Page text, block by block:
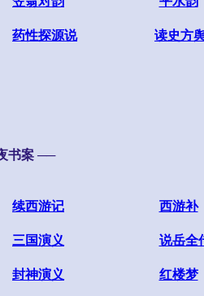
药性探源说 读史方
书案 ──
续西游记 西游补
三国演义 说岳全
封神演义 红楼梦